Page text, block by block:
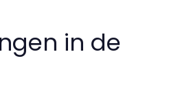
in de